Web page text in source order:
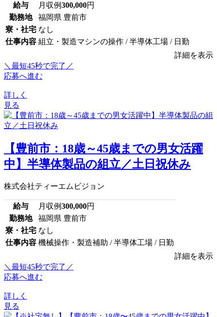
給与 月収例300,000円
勤務地
福岡県 豊前市
寮・社宅 なし
仕事内容 組立・製造マシンの操作 / 半導体工場 / 日勤
詳細を表示
＼最短45秒で完了／
応募へ進む
詳しく
見る
【豊前市：18歳～45歳までの男女活躍
中】半導体製品の組立／土日祝休み
株式会社ティーエムビジョン
給与 月収例300,000円
勤務地
福岡県 豊前市
寮・社宅 なし
仕事内容 機械操作・製造補助 / 半導体工場 / 日勤
詳細を表示
＼最短45秒で完了／
応募へ進む
詳しく
見る